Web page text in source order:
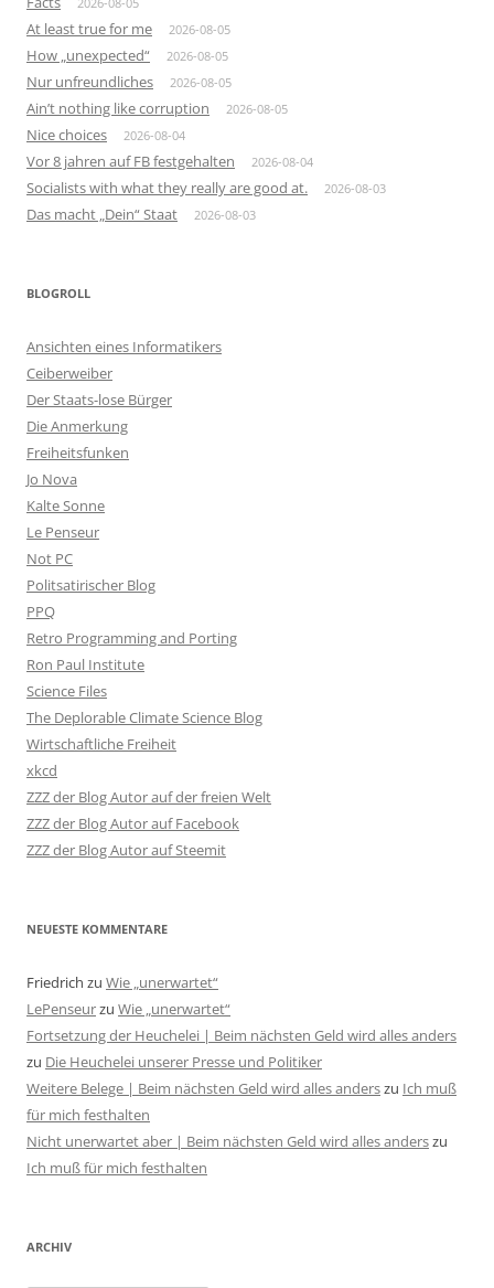
At least true for me 2026-08-05
How „unexpected“ 2026-08-05
Nur unfreundliches 2026-08-05
Ain’t nothing like corruption 2026-08-05
Nice choices 2026-08-04
Vor 8 jahren auf FB festgehalten 2026-08-04
Socialists with what they really are good at. 2026-08-03
Das macht „Dein“ Staat 2026-08-03
BLOGROLL
Ansichten eines Informatikers
Ceiberweiber
Der Staats-lose Bürger
Die Anmerkung
Freiheitsfunken
Jo Nova
Kalte Sonne
Le Penseur
Not PC
Politsatirischer Blog
PPQ
Retro Programming and Porting
Ron Paul Institute
Science Files
The Deplorable Climate Science Blog
Wirtschaftliche Freiheit
xkcd
ZZZ der Blog Autor auf der freien Welt
ZZZ der Blog Autor auf Facebook
ZZZ der Blog Autor auf Steemit
NEUESTE KOMMENTARE
Friedrich zu Wie „unerwartet“
LePenseurzu Wie „unerwartet“
Fortsetzung der Heuchelei | Beim nächsten Geld wird alles anders
zu Die Heuchelei unserer Presse und Politiker
Weitere Belege | Beim nächsten Geld wird alles anderszu Ich muß
für mich festhalten
Nicht unerwartet aber | Beim nächsten Geld wird alles anderszu
Ich muß für mich festhalten
ARCHIV